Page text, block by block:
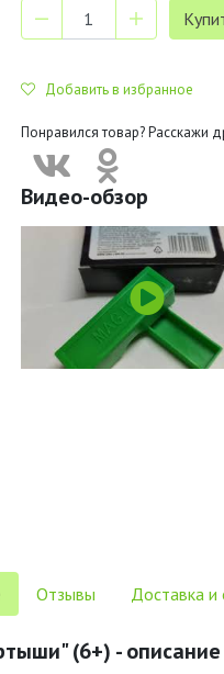
Добавить в избранное
Понравился товар? Расскажи
Видео-обзор
Отзывы Доставка и
(6+) - описание